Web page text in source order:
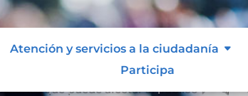
Atención y servicios a la ciudadanía
Participa
que puede afectar al público